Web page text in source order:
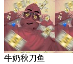
牛奶秋刀鱼